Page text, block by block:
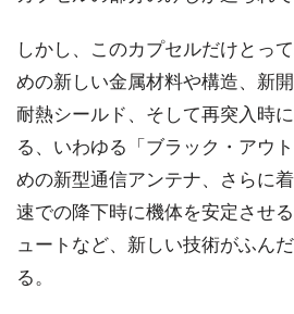
しかし、このカプセルだけとっ
めの新しい金属材料や構造、新
耐熱シールド、そして再突入時
る、いわゆる「ブラック・アウ
めの新型通信アンテナ、さらに
速での降下時に機体を安定させ
ュートなど、新しい技術がふん
る。